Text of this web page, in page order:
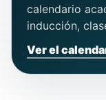
calendario
inducción,
Ver el